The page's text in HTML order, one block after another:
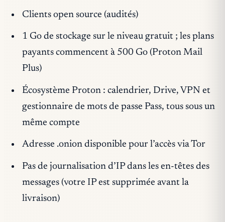
Clients open source (audités)
1 Go de stockage sur le niveau gratuit ; les plans
payants commencent à 500 Go (Proton Mail
Plus)
Écosystème Proton : calendrier, Drive, VPN et
gestionnaire de mots de passe Pass, tous sous un
même compte
Adresse .onion disponible pour l’accès via Tor
Pas de journalisation d’IP dans les en-têtes des
messages (votre IP est supprimée avant la
livraison)